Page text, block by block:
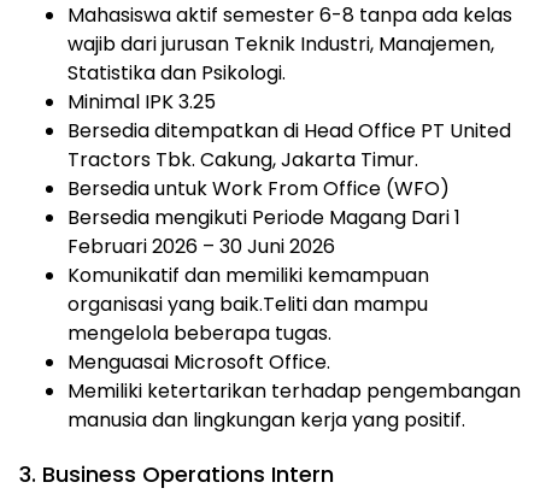
Mahasiswa aktif semester 6-8 tanpa ada kelas
wajib dari jurusan Teknik Industri, Manajemen,
Statistika dan Psikologi.
Minimal IPK 3.25
Bersedia ditempatkan di Head Office PT United
Tractors Tbk. Cakung, Jakarta Timur.
Bersedia untuk Work From Office (WFO)
Bersedia mengikuti Periode Magang Dari 1
Februari 2026 – 30 Juni 2026
Komunikatif dan memiliki kemampuan
organisasi yang baik.Teliti dan mampu
mengelola beberapa tugas.
Menguasai Microsoft Office.
Memiliki ketertarikan terhadap pengembangan
manusia dan lingkungan kerja yang positif.
3. Business Operations Intern